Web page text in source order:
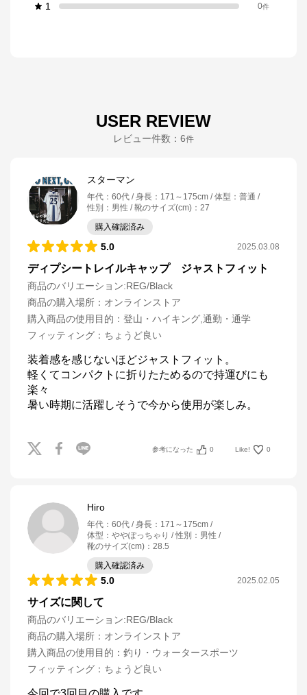
1 0件
USER REVIEW
レビュー件数： 6件
スターマン
年代 ： 60代 身長 ： 171～175cm 体型 ： 普通
性別 ： 男性 靴のサイズ(cm) ： 27
購入確認済み
5.0 2025.03.08
ディプシートレイルキャップ ジャストフィット
商品のバリエーション:REG/Black
商品の購入場所 ： オンラインストア
購入商品の使用目的 ： 登山・ハイキング,通勤・通学
フィッティング ： ちょうど良い
装着感を感じないほどジャストフィット。
軽くてコンパクトに折りたためるので持運びにも
楽々
参考になった 0 Like! 0
Hiro
年代 ： 60代 身長 ： 171～175cm
体型 ： ややぽっちゃり 性別 ： 男性
靴のサイズ(cm) ： 28.5
購入確認済み
5.0 2025.02.05
サイズに関して
商品のバリエーション:REG/Black
商品の購入場所 ： オンラインストア
購入商品の使用目的 ： 釣り・ウォータースポーツ
フィッティング ： ちょうど良い